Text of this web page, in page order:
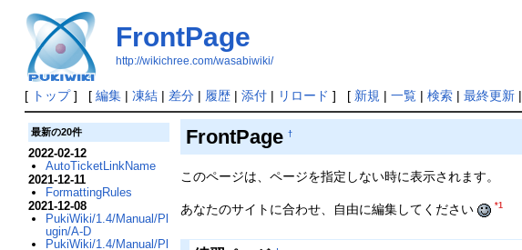
FrontPage
http://wikichree.com/wasabiwiki/
[ トップ] [ 編集| 凍結| 差分| 履歴| 添付| リロード ] [ 新規 | 一覧| 検索| 最終更新|
FrontPage †
このページは、ページを指定しない時に表示されます。
あなたのサイトに合わせ、自由に編集してください *1
最新の20件
2022-02-12
AutoTicketLinkName
2021-12-11
FormattingRules
2021-12-08
PukiWiki/1.4/Manual/Pl
ugin/A-D
PukiWiki/1.4/Manual/Pl